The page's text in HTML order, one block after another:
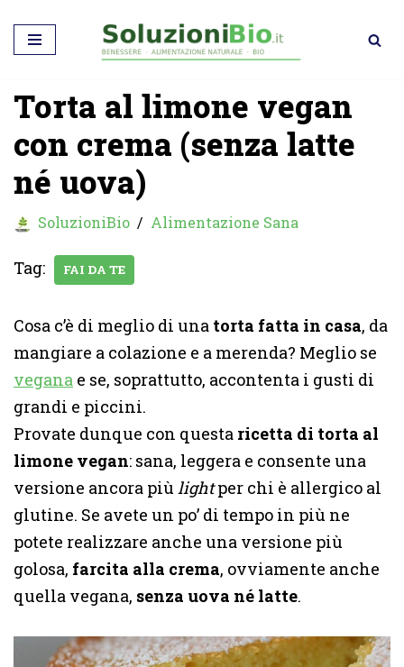
Vai
contenuto
Torta al limone vegan
con crema (senza latte
né uova)
SoluzioniBio Alimentazione Sana
Tag: FAI DA TE
Cosa c’è di meglio di una torta fatta in casa, da
mangiare a colazione e a merenda? Meglio se
vegana e se, soprattutto, accontenta i gusti di
grandi e piccini.
Provate dunque con questa ricetta di torta al
limone vegan: sana, leggera e consente una
versione ancora più lightper chi è allergico al
glutine. Se avete un po’ di tempo in più ne
potete realizzare anche una versione più
golosa, farcita alla crema, ovviamente anche
quella vegana, senza uova né latte.